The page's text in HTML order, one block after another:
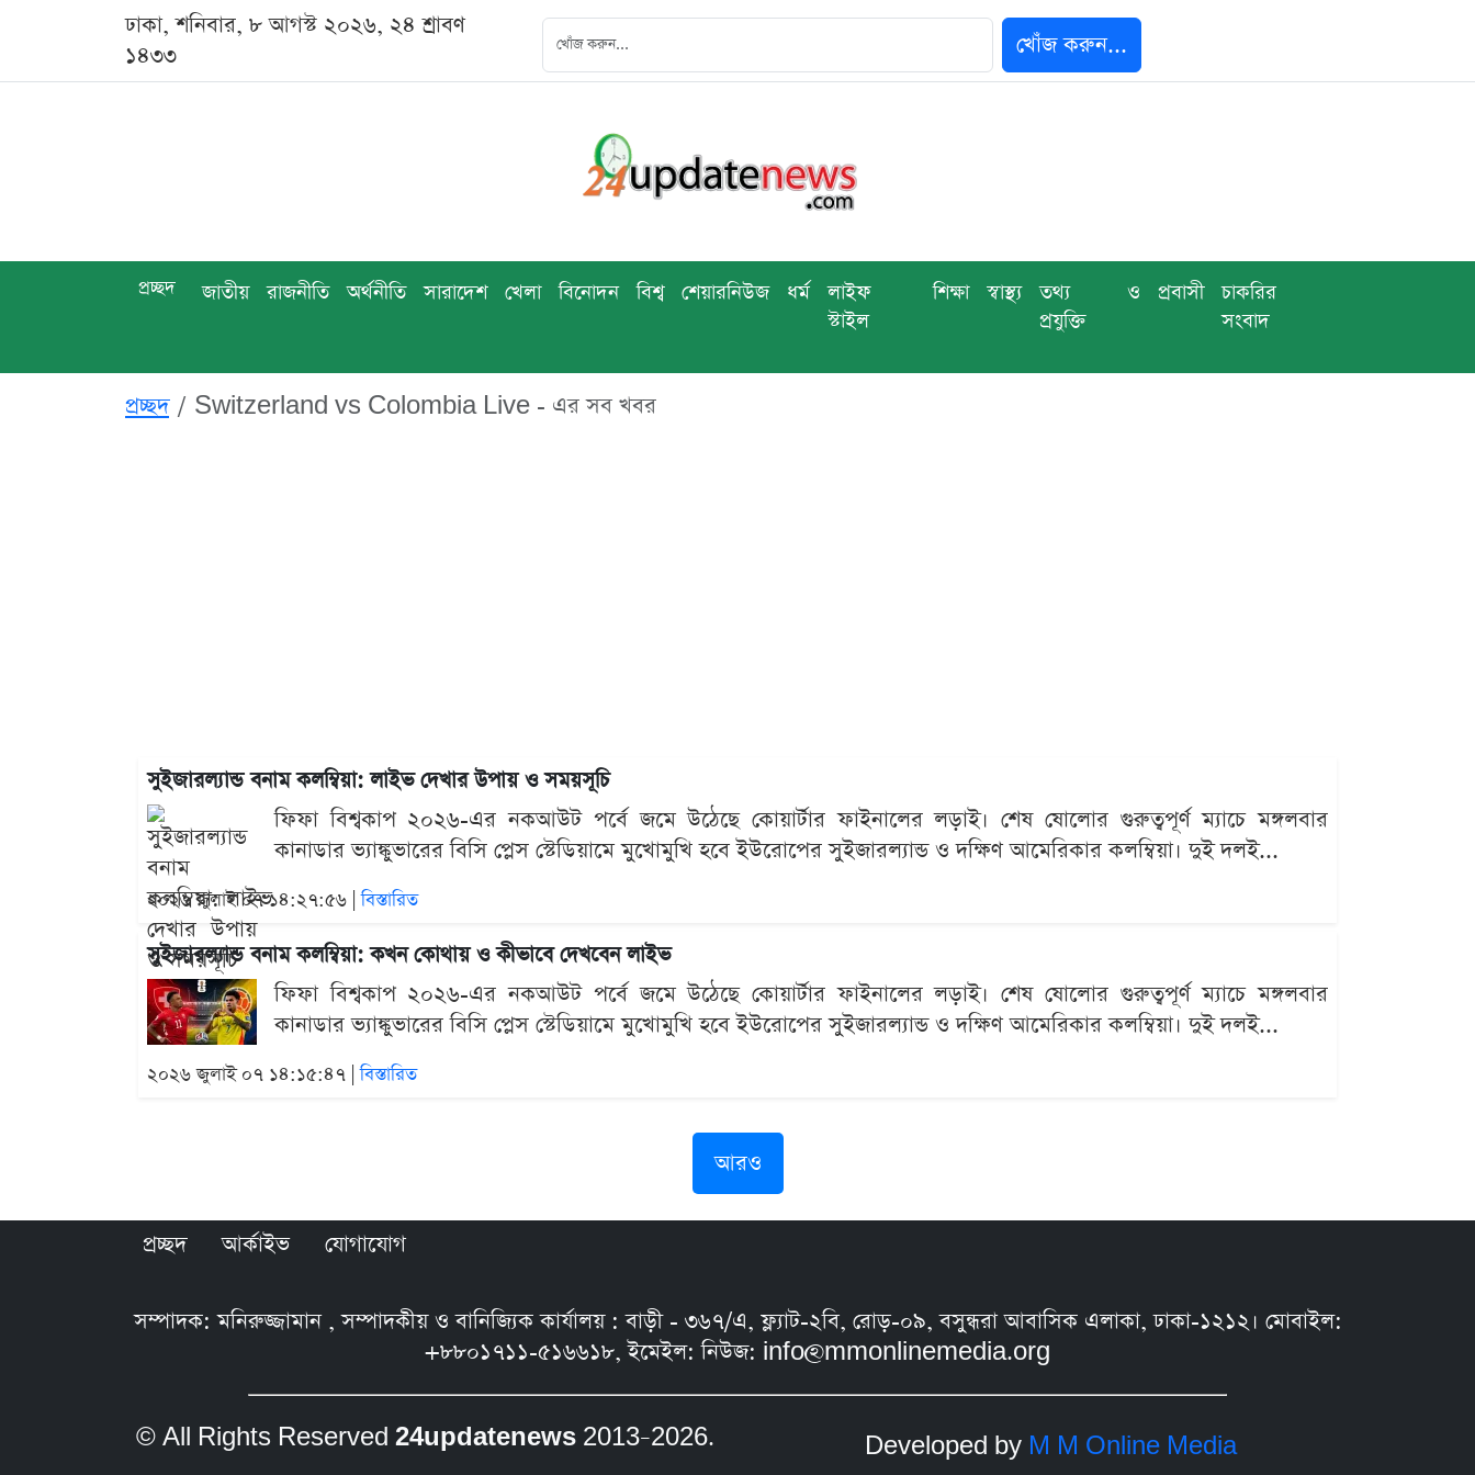
ঢাকা, শনিবার, ৮ আগস্ট ২০২৬, ২৪ শ্রাবণ
১৪৩৩
খোঁজ করুন...
প্রচ্ছদ জাতীয় রাজনীতি অর্থনীতি সারাদেশ খেলা বিনোদন বিশ্ব শেয়ারনিউজ ধর্ম
লাইফ
স্টাইল
শিক্ষা স্বাস্থ্য
তথ্য ও
প্রযুক্তি
প্রবাসী
চাকরির
সংবাদ
প্রচ্ছদ Switzerland vs Colombia Live - এর সব খবর
সুইজারল্যান্ড বনাম কলম্বিয়া: লাইভ দেখার উপায় ও সময়সূচি
ফিফা বিশ্বকাপ ২০২৬-এর নকআউট পর্বে জমে উঠেছে কোয়ার্টার ফাইনালের লড়াই। শেষ ষোলোর গুরুত্বপূর্ণ ম্যাচে মঙ্গলবার
কানাডার ভ্যাঙ্কুভারের বিসি প্লেস স্টেডিয়ামে মুখোমুখি হবে ইউরোপের সুইজারল্যান্ড ও দক্ষিণ আমেরিকার কলম্বিয়া। দুই দলই...
২০২৬ জুলাই ০৭ ১৪:২৭:৫৬ |বিস্তারিত
সুইজারল্যান্ড বনাম কলম্বিয়া: কখন কোথায় ও কীভাবে দেখবেন লাইভ
ফিফা বিশ্বকাপ ২০২৬-এর নকআউট পর্বে জমে উঠেছে কোয়ার্টার ফাইনালের লড়াই। শেষ ষোলোর গুরুত্বপূর্ণ ম্যাচে মঙ্গলবার
কানাডার ভ্যাঙ্কুভারের বিসি প্লেস স্টেডিয়ামে মুখোমুখি হবে ইউরোপের সুইজারল্যান্ড ও দক্ষিণ আমেরিকার কলম্বিয়া। দুই দলই...
২০২৬ জুলাই ০৭ ১৪:১৫:৪৭ |বিস্তারিত
আরও
প্রচ্ছদ আর্কাইভ যোগাযোগ
সম্পাদক: মনিরুজ্জামান , সম্পাদকীয় ও বানিজ্যিক কার্যালয় : বাড়ী - ৩৬৭/এ, ফ্ল্যাট-২বি, রোড়-০৯, বসুন্ধরা আবাসিক এলাকা, ঢাকা-১২১২। মোবাইল:
+৮৮০১৭১১-৫১৬৬১৮, ইমেইল: নিউজ: info@mmonlinemedia.org
© All Rights Reserved 24updatenews2013–2026. Developed by M M Online Media